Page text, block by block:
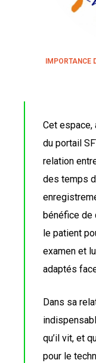
IMPORTANCE
Cet espace,
du portail
relation
des temps
bénéfice de
le patient
examen et
adaptés
Dans sa
qu’il vit, et
pour le